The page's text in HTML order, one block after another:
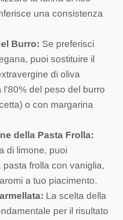
una consistenza
Burro: Se preferisci
puoi sostituire il
di oliva
l'80% del peso del burro
o con margarina
della Pasta Frolla:
di limone, puoi
pasta frolla con vaniglia,
a tuo piacimento.
La scelta della
per il risultato